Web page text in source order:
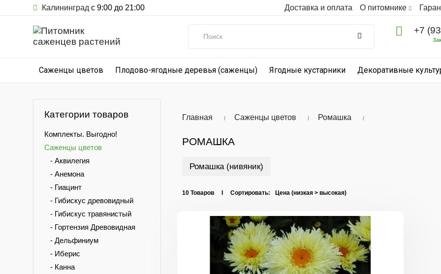
Калининград с 9:00 до 21:00 Доставка и оплата О питомнике
+7
Саженцы цветов Плодово-ягодные деревья (саженцы) Ягодные кустарники Декоративные
Категории товаров
Комплекты. Выгодно!
Саженцы цветов
- Аквилегия
- Анемона
- Гиацинт
- Гибискус древовидный
- Гибискус травянистый
- Гортензия Древовидная
- Дельфиниум
- Иберис
- Канна
Главная Саженцы цветов Ромашка
РОМАШКА
Ромашка (нивяник)
10 Товаров I Сортировать: